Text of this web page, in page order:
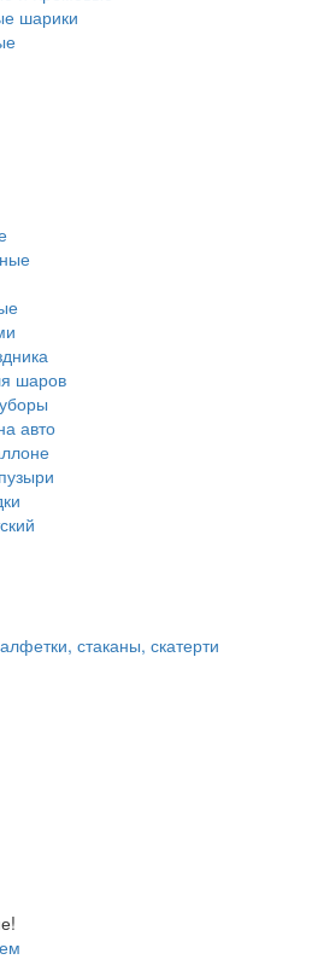
шарики
шаров
авто
стаканы, скатерти